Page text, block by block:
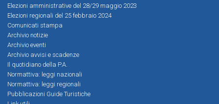
Elezioni amministrative del 28/29 maggio 2023
Elezioni regionali del 25 febbraio 2024
Comunicati stampa
Archivio notizie
Archivio eventi
Archivio avvisi e scadenze
Il quotidiano della P.A.
Normattiva: leggi nazionali
Normattiva: leggi regionali
Pubblicazioni Guide Turistiche